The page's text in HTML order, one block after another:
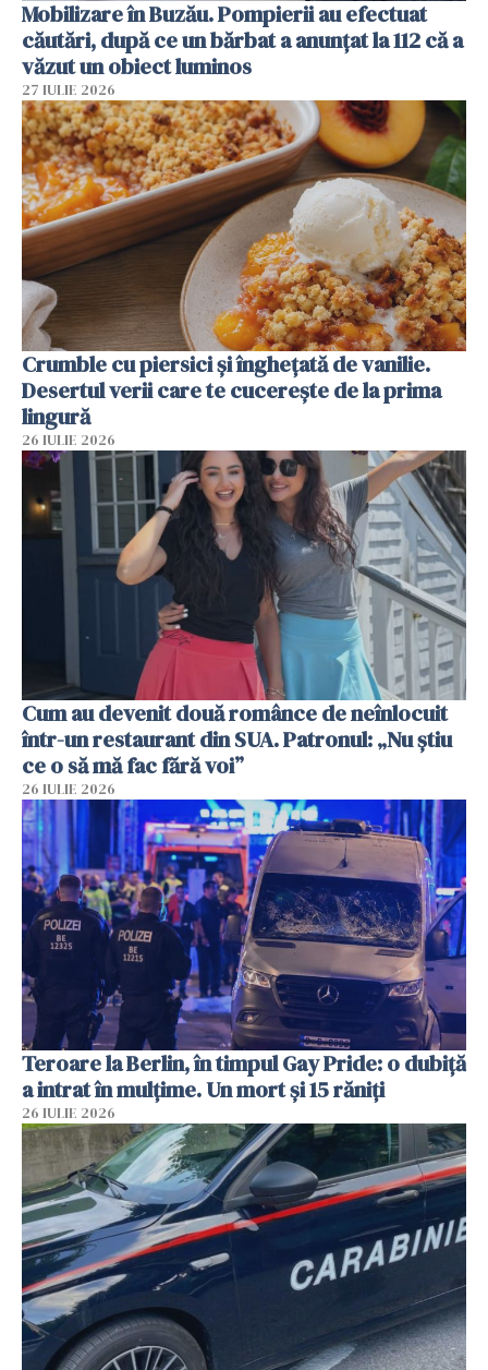
Mobilizare în Buzău. Pompierii au efectuat
căutări, după ce un bărbat a anunțat la 112 că a
văzut un obiect luminos
27 IULIE 2026
Crumble cu piersici și înghețată de vanilie.
Desertul verii care te cucerește de la prima
lingură
26 IULIE 2026
Cum au devenit două românce de neînlocuit
într-un restaurant din SUA. Patronul: „Nu știu
ce o să mă fac fără voi”
26 IULIE 2026
Teroare la Berlin, în timpul Gay Pride: o dubiță
a intrat în mulțime. Un mort și 15 răniți
26 IULIE 2026